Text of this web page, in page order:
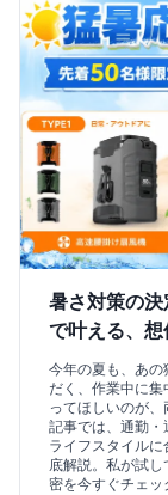
暑さ対策の決
で叶える、
今年の夏も、あ
だく、作業中に
ってほしいのが
記事では、通勤
ライフスタイル
底解説。私が試
密を今すぐチェッ